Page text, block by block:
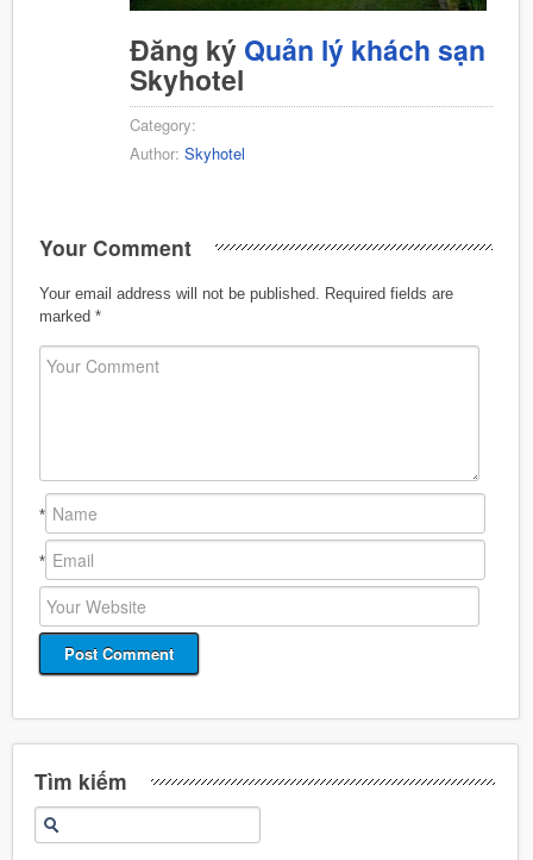
Đăng ký Quản lý khách sạn
Skyhotel
Category:
Author: Skyhotel
Your Comment
Your email address will not be published.
Required fields are
marked *
*
*
Tìm kiếm